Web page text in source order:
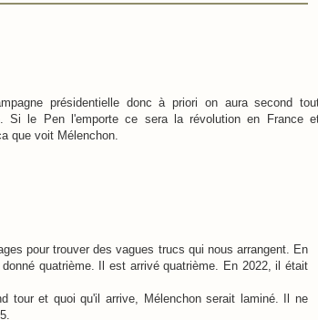
présidentielle donc à priori on aura second
Si le Pen l'emporte ce sera la révolution en France
que voit Mélenchon.
pour trouver des vagues trucs qui nous arrangent. En
quatrième. Il est arrivé quatrième. En 2022, il était
tour et quoi qu'il arrive, Mélenchon serait laminé. Il ne